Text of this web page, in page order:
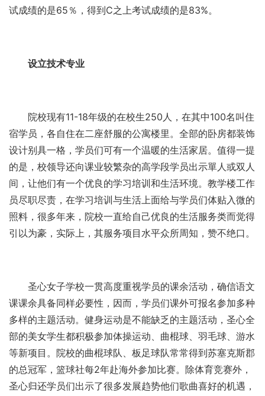
试成绩的是65％，得到C之上考试成绩的是83%。
设立技术专业
院校现有11-18年级的在校生250人，在其中100名叫住
宿学员，各自住在二座舒服的公寓楼里。全部的卧房都装饰
设计别具一格，学员们可有一个温暖的生活家居。值得一提
的是，校领导还向课业较繁杂的高学段学员出示單人或双人
间，让他们有一个优良的学习培训和生活环境。教学楼工作
员尽职尽责，在学习培训与生活上面给与学员们体贴入微的
照料，很多年来，院校一直给自己优良的生活服务类而觉得
引以为豪，实际上，其服务项目水平众所周知，赞不绝口。
圣心女子学校一贯高度重视学员的课余活动，确信语文
课课余具备同样必要性，因而，学员们课外可报名参加多种
多样的主题活动。健身运动是不能缺乏的主题活动，圣心全
部的美女学生都积极参加体操运动、曲棍球、羽毛球、游水
等新项目。院校的曲棍球队、板足球队常常得到苏塞克斯郡
的总冠军，篮球社每2年赴海外参加比赛。除体育竞赛外，
圣心归还学员们出示了很多发展趋势他们歌曲喜好的机遇，